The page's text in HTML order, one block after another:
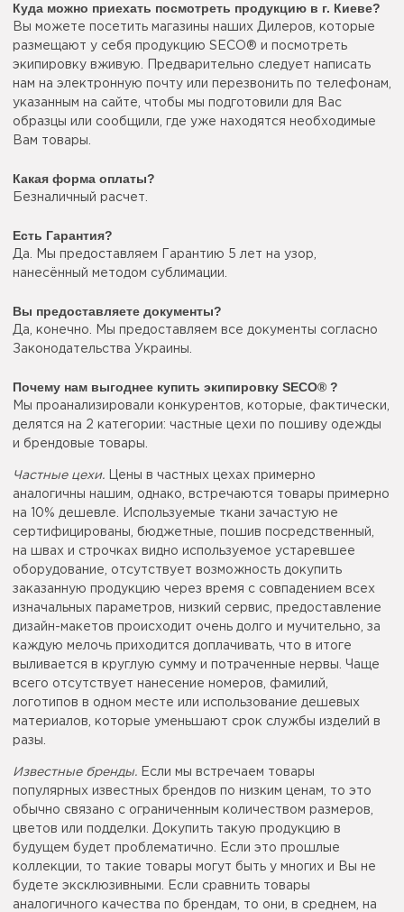
Куда можно приехать посмотреть продукцию в г. Киеве?
Вы можете посетить магазины наших Дилеров, которые
размещают у себя продукцию SECO® и посмотреть
экипировку вживую. Предварительно следует написать
нам на электронную почту или перезвонить по телефонам,
указанным на сайте, чтобы мы подготовили для Вас
образцы или сообщили, где уже находятся необходимые
Вам товары.
Какая форма оплаты?
Безналичный расчет.
Есть Гарантия?
Да. Мы предоставляем Гарантию 5 лет на узор,
нанесённый методом сублимации.
Вы предоставляете документы?
Да, конечно. Мы предоставляем все документы согласно
Законодательства Украины.
Почему нам выгоднее купить экипировку SECO® ?
Мы проанализировали конкурентов, которые, фактически,
делятся на 2 категории: частные цехи по пошиву одежды
и брендовые товары.
Частные цехи. Цены в частных цехах примерно
аналогичны нашим, однако, встречаются товары примерно
на 10% дешевле. Используемые ткани зачастую не
сертифицированы, бюджетные, пошив посредственный,
на швах и строчках видно используемое устаревшее
оборудование, отсутствует возможность докупить
заказанную продукцию через время с совпадением всех
изначальных параметров, низкий сервис, предоставление
дизайн-макетов происходит очень долго и мучительно, за
каждую мелочь приходится доплачивать, что в итоге
выливается в круглую сумму и потраченные нервы. Чаще
всего отсутствует нанесение номеров, фамилий,
логотипов в одном месте или использование дешевых
материалов, которые уменьшают срок службы изделий в
разы.
Известные бренды. Если мы встречаем товары
популярных известных брендов по низким ценам, то это
обычно связано с ограниченным количеством размеров,
цветов или подделки. Докупить такую продукцию в
будущем будет проблематично. Если это прошлые
коллекции, то такие товары могут быть у многих и Вы не
будете эксклюзивными. Если сравнить товары
аналогичного качества по брендам, то они, в среднем, на